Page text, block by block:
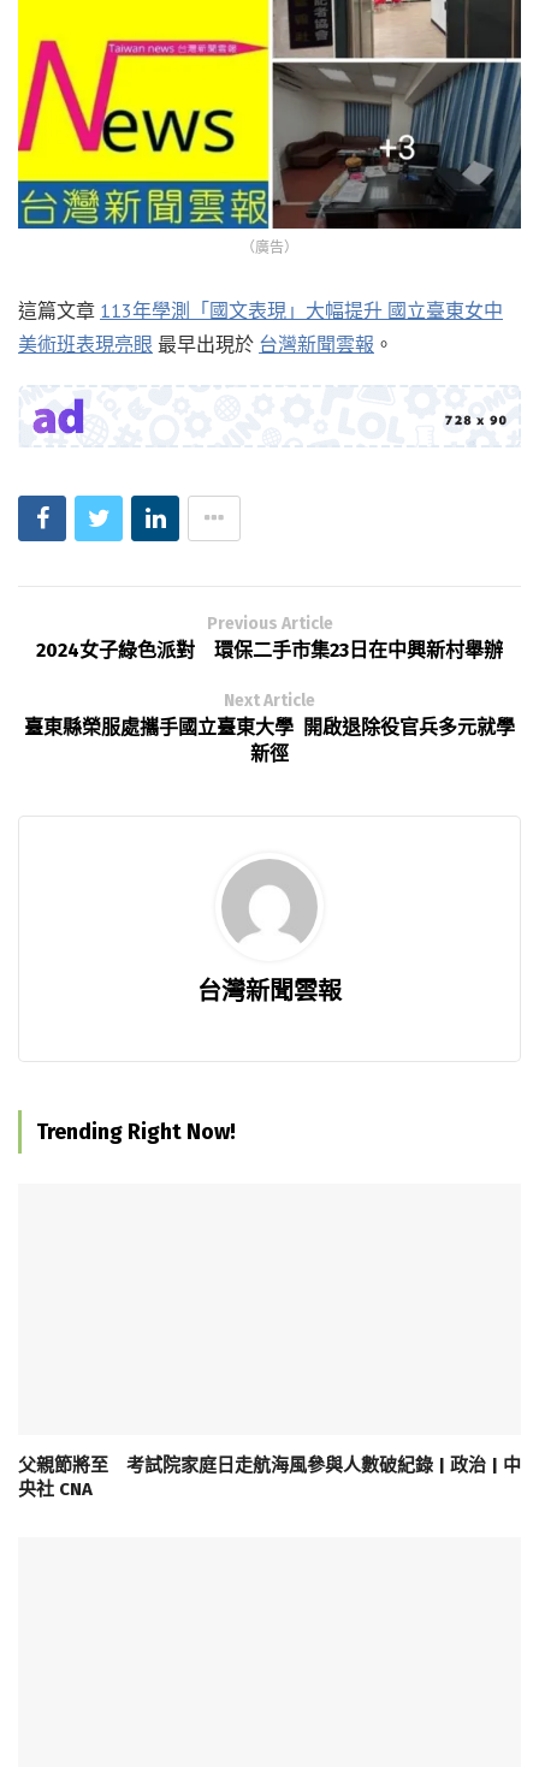
（廣告）
這篇文章 113年學測「國文表現」大幅提升 國立臺東女中
美術班表現亮眼 最早出現於 台灣新聞雲報 。
Previous Article
2024女子綠色派對 環保二手市集23日在中興新村舉辦
Next Article
臺東縣榮服處攜手國立臺東大學 開啟退除役官兵多元就學
新徑
台灣新聞雲報
Trending Right Now!
父親節將至 考試院家庭日走航海風參與人數破紀錄 | 政治 | 中
央社 CNA